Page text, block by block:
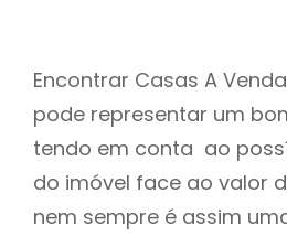
Encontrar Casas A
pode representar um
tendo em conta ao
do imóvel face ao valor
nem sempre é assim